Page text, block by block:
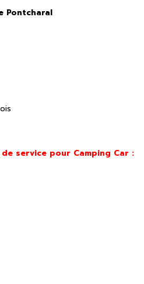
Pontcharal
service pour Camping Car :